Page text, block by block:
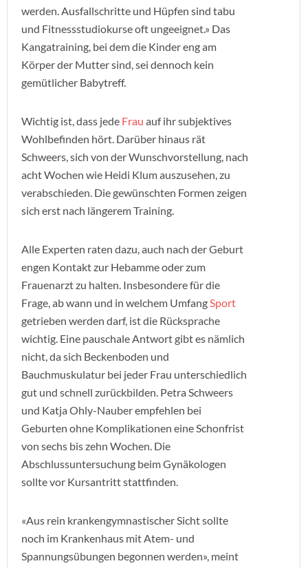
werden. Ausfallschritte und Hüpfen sind tabu
und Fitnessstudiokurse oft ungeeignet.» Das
Kangatraining, bei dem die Kinder eng am
Körper der Mutter sind, sei dennoch kein
gemütlicher Babytreff.
Wichtig ist, dass jede Frau auf ihr subjektives
Wohlbefinden hört. Darüber hinaus rät
Schweers, sich von der Wunschvorstellung, nach
acht Wochen wie Heidi Klum auszusehen, zu
verabschieden. Die gewünschten Formen zeigen
sich erst nach längerem Training.
Alle Experten raten dazu, auch nach der Geburt
engen Kontakt zur Hebamme oder zum
Frauenarzt zu halten. Insbesondere für die
Frage, ab wann und in welchem UmfangSport
getrieben werden darf, ist die Rücksprache
wichtig. Eine pauschale Antwort gibt es nämlich
nicht, da sich Beckenboden und
Bauchmuskulatur bei jeder Frau unterschiedlich
gut und schnell zurückbilden. Petra Schweers
und Katja Ohly-Nauber empfehlen bei
Geburten ohne Komplikationen eine Schonfrist
von sechs bis zehn Wochen. Die
Abschlussuntersuchung beim Gynäkologen
sollte vor Kursantritt stattfinden.
«Aus rein krankengymnastischer Sicht sollte
noch im Krankenhaus mit Atem- und
Spannungsübungen begonnen werden», meint